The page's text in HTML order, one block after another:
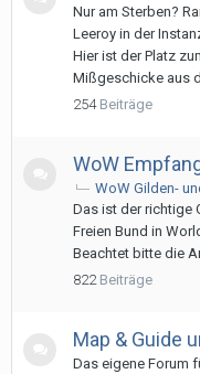
Nur am Sterben?
Leeroy in der
Hier ist der Platz
Mißgeschicke aus
254 Beiträge
WoW
WoW Gilden-
Das ist der richtige
Freien Bund in
Beachtet bitte die
822 Beiträge
Map & Guide
Das eigene Forum